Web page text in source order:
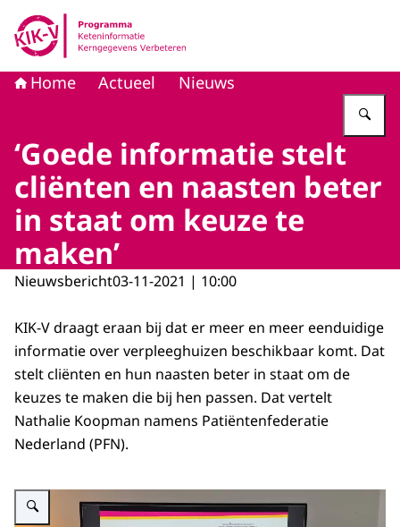
Naar de homepage van KIK-V
Home Actueel Nieuws
‘Goede informatie stelt
cliënten en naasten beter
in staat om keuze te
maken’
Nieuwsbericht03-11-2021 | 10:00
KIK-V draagt eraan bij dat er meer en meer eenduidige
informatie over verpleeghuizen beschikbaar komt. Dat
stelt cliënten en hun naasten beter in staat om de
keuzes te maken die bij hen passen. Dat vertelt
Nathalie Koopman namens Patiëntenfederatie
Nederland (PFN).
Vergroot afbeelding KIK-V Informatiebijeenkomst